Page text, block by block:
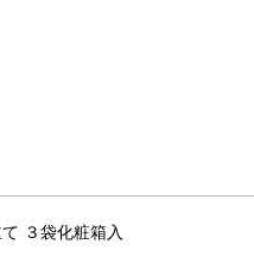
３袋化粧箱入